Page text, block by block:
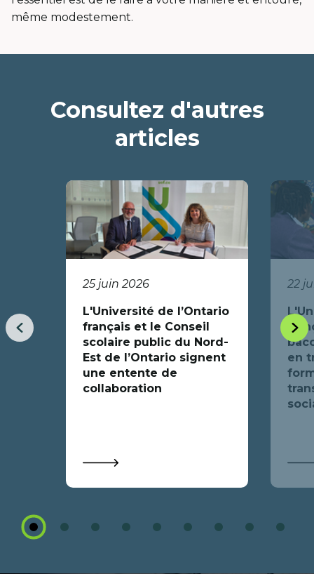
même modestement.
Consultez d'autres
articles
25 juin 2026
L'Université de l’Ontario
français et le Conseil
scolaire public du Nord-
Est de l’Ontario signent
une entente de
collaboration
22
en
Item
précédent
1
Item